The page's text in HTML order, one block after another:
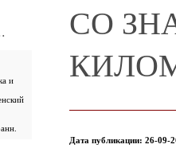
и
СО
Дата публикации: 26-09-